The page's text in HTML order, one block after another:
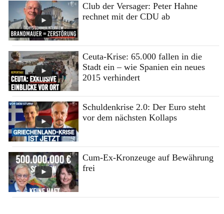
Club der Versager: Peter Hahne
rechnet mit der CDU ab
Ceuta-Krise: 65.000 fallen in die
Stadt ein – wie Spanien ein neues
2015 verhindert
Schuldenkrise 2.0: Der Euro steht
vor dem nächsten Kollaps
Cum-Ex-Kronzeuge auf Bewährung
frei